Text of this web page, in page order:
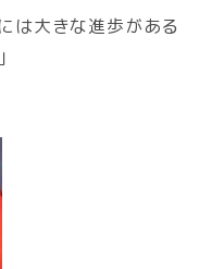
は大きな進歩がある